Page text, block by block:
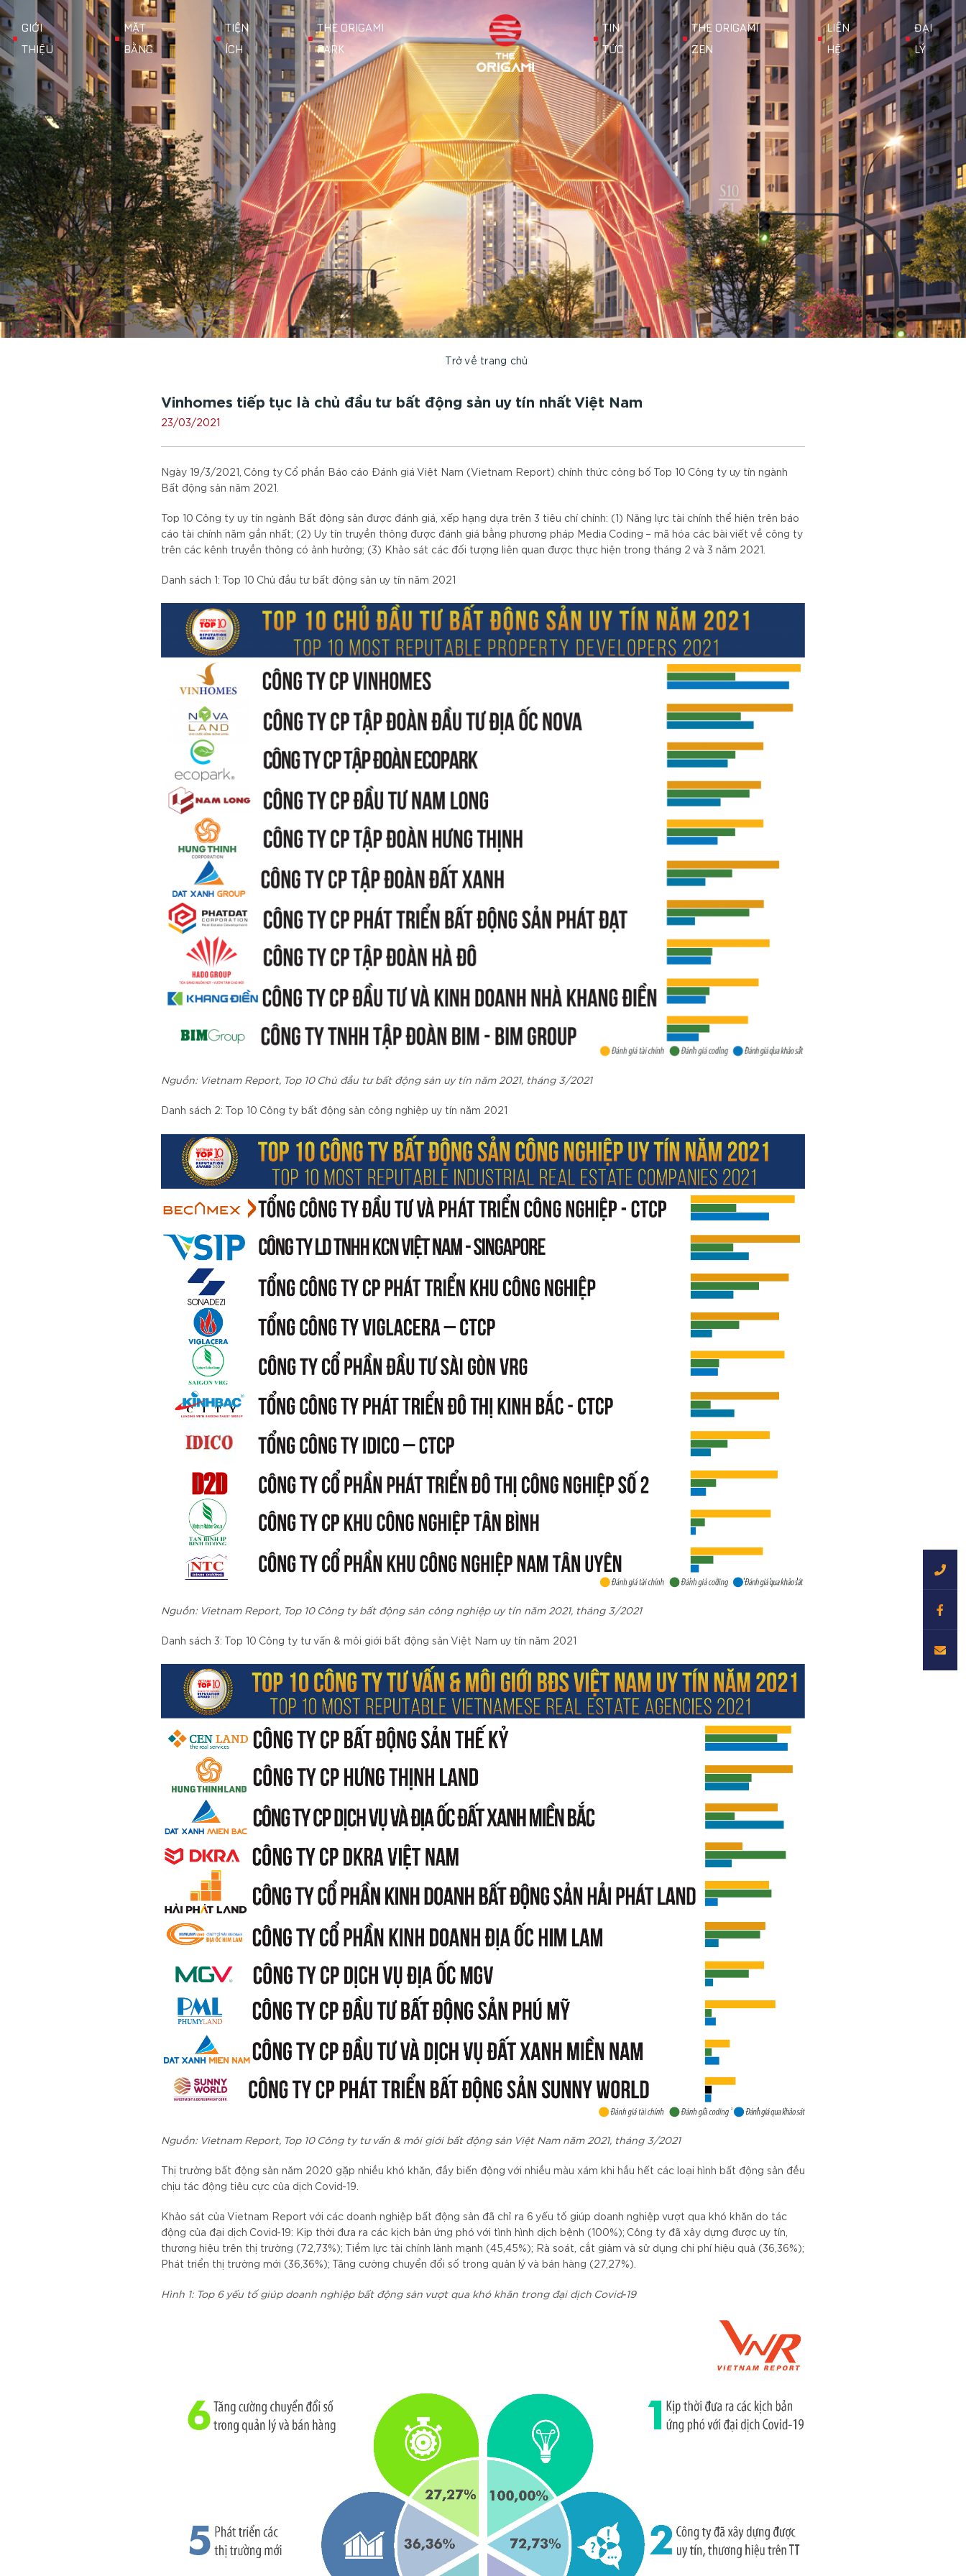
GIỚI
THIỆU
MẶT
BẰNG
TIỆN
ÍCH
THE ORIGAMI
PARK
TIN
TỨC
THE ORIGAMI
ZEN
LIÊN
HỆ
ĐẠI
LÝ
Trở về trang chủ
Vinhomes tiếp tục là chủ đầu tư bất động sản uy tín nhất Việt Nam
23/03/2021
Ngày 19/3/2021, Công ty Cổ phần Báo cáo Đánh giá Việt Nam (Vietnam Report) chính thức công bố Top 10 Công ty uy tín ngành
Bất động sản năm 2021.
Top 10 Công ty uy tín ngành Bất động sản được đánh giá, xếp hạng dựa trên 3 tiêu chí chính: (1) Năng lực tài chính thể hiện trên báo
cáo tài chính năm gần nhất; (2) Uy tín truyền thông được đánh giá bằng phương pháp Media Coding – mã hóa các bài viết về công ty
trên các kênh truyền thông có ảnh hưởng; (3) Khảo sát các đối tượng liên quan được thực hiện trong tháng 2 và 3 năm 2021.
Danh sách 1: Top 10 Chủ đầu tư bất động sản uy tín năm 2021
Nguồn: Vietnam Report, Top 10 Chủ đầu tư bất động sản uy tín năm 2021, tháng 3/2021
Danh sách 2: Top 10 Công ty bất động sản công nghiệp uy tín năm 2021
Nguồn: Vietnam Report, Top 10 Công ty bất động sản công nghiệp uy tín năm 2021, tháng 3/2021
Danh sách 3: Top 10 Công ty tư vấn & môi giới bất động sản Việt Nam uy tín năm 2021
Nguồn: Vietnam Report, Top 10 Công ty tư vấn & môi giới bất động sản Việt Nam năm 2021, tháng 3/2021
Thị trường bất động sản năm 2020 gặp nhiều khó khăn, đầy biến động với nhiều màu xám khi hầu hết các loại hình bất động sản đều
chịu tác động tiêu cực của dịch Covid-19.
Khảo sát của Vietnam Report với các doanh nghiệp bất động sản đã chỉ ra 6 yếu tố giúp doanh nghiệp vượt qua khó khăn do tác
động của đại dịch Covid-19: Kịp thời đưa ra các kịch bản ứng phó với tình hình dịch bệnh (100%); Công ty đã xây dựng được uy tín,
thương hiệu trên thị trường (72,73%); Tiềm lực tài chính lành mạnh (45,45%); Rà soát, cắt giảm và sử dụng chi phí hiệu quả (36,36%);
Phát triển thị trường mới (36,36%); Tăng cường chuyển đổi số trong quản lý và bán hàng (27,27%).
Hình 1: Top 6 yếu tố giúp doanh nghiệp bất động sản vượt qua khó khăn trong đại dịch Covid-19